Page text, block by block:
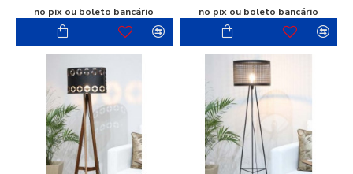
no pix ou boleto bancário no pix ou boleto bancário